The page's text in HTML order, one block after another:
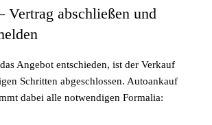
Vertrag abschließen und
Angebot entschieden, ist der Verkauf
Schritten abgeschlossen. Autoankauf
dabei alle notwendigen Formalia: